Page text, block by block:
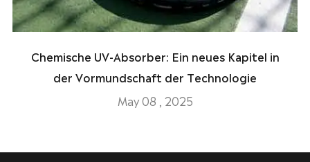
Chemische UV-Absorber: Ein neues Kapitel in
der Vormundschaft der Technologie
May 08 , 2025